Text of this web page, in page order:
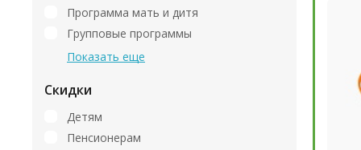
Программа мать и дитя
Групповые программы
Показать еще
Скидки
Детям
Пенсионерам